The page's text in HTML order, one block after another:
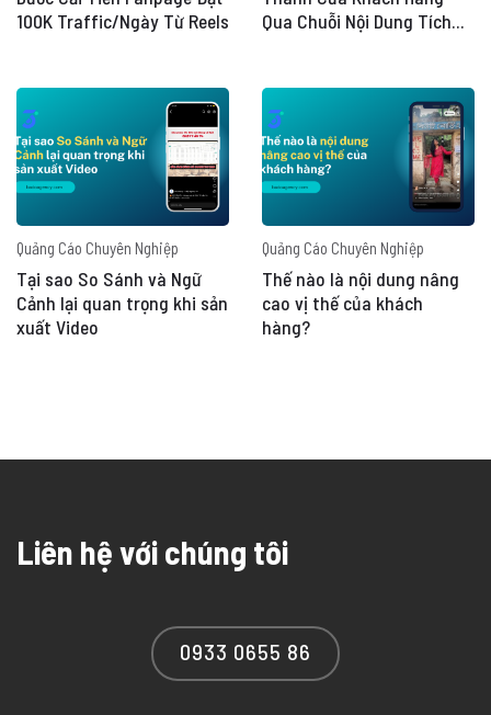
100K Traffic/Ngày Từ Reels
Qua Chuỗi Nội Dung Tích
Quảng Cáo Chuyên Nghiệp
Tại sao So Sánh và Ngữ
Cảnh lại quan trọng khi sản
xuất Video
Quảng Cáo Chuyên Nghiệp
Thế nào là nội dung nâng
cao vị thế của khách
hàng?
Liên hệ với chúng tôi
0933 0655 86